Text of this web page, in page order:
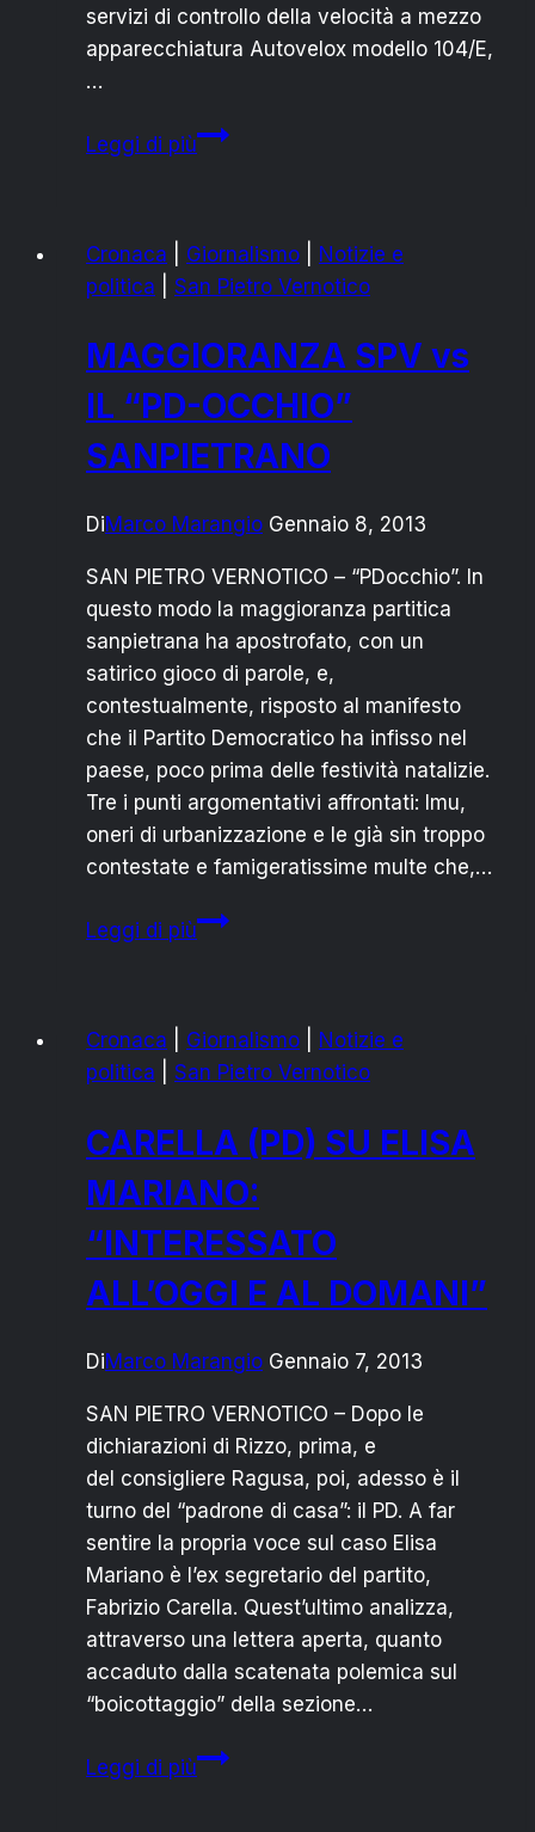
servizi di controllo della velocità a mezzo
apparecchiatura Autovelox modello 104/E,
…
Leggi di piùPOLIZIA
GENNAIO
2013
S.S.
613
Cronaca Giornalismo
Notizie e
politica
San Pietro Vernotico
MAGGIORANZA SPV vs
IL “PD-OCCHIO”
SANPIETRANO
DiMarco Marangio Gennaio 8, 2013
SAN PIETRO VERNOTICO – “PDocchio”. In
questo modo la maggioranza partitica
sanpietrana ha apostrofato, con un
satirico gioco di parole, e,
contestualmente, risposto al manifesto
che il Partito Democratico ha infisso nel
paese, poco prima delle festività natalizie.
Tre i punti argomentativi affrontati: Imu,
oneri di urbanizzazione e le già sin troppo
contestate e famigeratissime multe che,…
Leggi di piùMAGGIORANZA
“PD-
OCCHIO”
Cronaca Giornalismo
Notizie e
politica
San Pietro Vernotico
CARELLA (PD) SU ELISA
MARIANO:
“INTERESSATO
ALL’OGGI E AL DOMANI”
DiMarco Marangio Gennaio 7, 2013
SAN PIETRO VERNOTICO – Dopo le
dichiarazioni di Rizzo, prima, e
del consigliere Ragusa, poi, adesso è il
turno del “padrone di casa”: il PD. A far
sentire la propria voce sul caso Elisa
Mariano è l’ex segretario del partito,
Fabrizio Carella. Quest’ultimo analizza,
attraverso una lettera aperta, quanto
accaduto dalla scatenata polemica sul
“boicottaggio” della sezione…
Leggi di piùCARELLA